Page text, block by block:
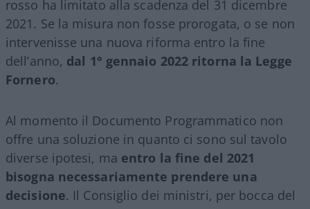
rosso ha limitato alla scadenza del 31 dicembre
2021. Se la misura non fosse prorogata, o se non
intervenisse una nuova riforma entro la fine
dell’anno, dal 1° gennaio 2022 ritorna la Legge
Fornero.
Al momento il Documento Programmatico non
offre una soluzione in quanto ci sono sul tavolo
diverse ipotesi, ma entro la fine del 2021
bisogna necessariamente prendere una
decisione. Il Consiglio dei ministri, per bocca del